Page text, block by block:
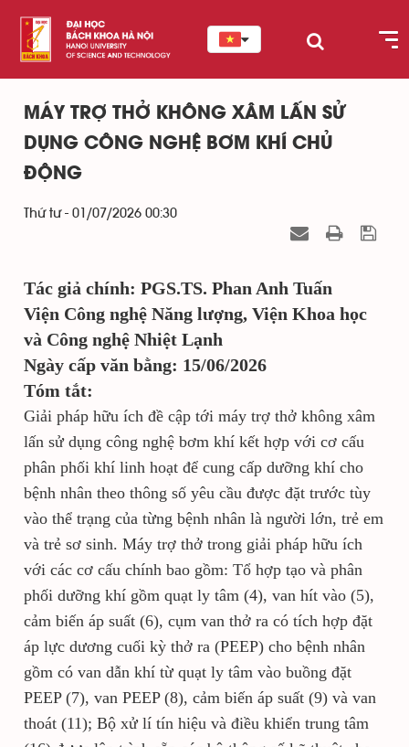
MÁY TRỢ THỞ KHÔNG XÂM LẤN SỬ
DỤNG CÔNG NGHỆ BƠM KHÍ CHỦ
ĐỘNG
Thứ tư - 01/07/2026 00:30
Tác giả chính: PGS.TS. Phan Anh Tuấn
Viện Công nghệ Năng lượng, Viện Khoa học
và Công nghệ Nhiệt Lạnh
Ngày cấp văn bằng: 15/06/2026
Tóm tắt:
Giải pháp hữu ích đề cập tới máy trợ thở không xâm
lấn sử dụng công nghệ bơm khí kết hợp với cơ cấu
phân phối khí linh hoạt để cung cấp dưỡng khí cho
bệnh nhân theo thông số yêu cầu được đặt trước tùy
vào thể trạng của từng bệnh nhân là người lớn, trẻ em
và trẻ sơ sinh. Máy trợ thở trong giải pháp hữu ích
với các cơ cấu chính bao gồm: Tổ hợp tạo và phân
phối dưỡng khí gồm quạt ly tâm (4), van hít vào (5),
cảm biến áp suất (6), cụm van thở ra có tích hợp đặt
áp lực dương cuối kỳ thở ra (PEEP) cho bệnh nhân
gồm có van dẫn khí từ quạt ly tâm vào buồng đặt
PEEP (7), van PEEP (8), cảm biến áp suất (9) và van
thoát (11); Bộ xử lí tín hiệu và điều khiển trung tâm